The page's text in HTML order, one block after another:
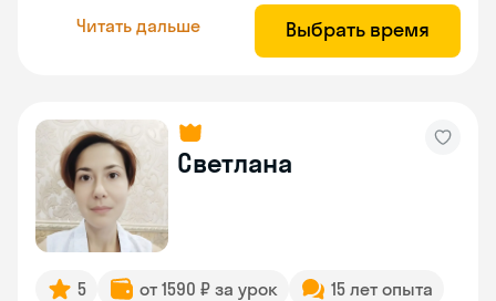
Читать дальше Выбрать время
Светлана
5 от 1590 ₽ за урок
15 лет опыта